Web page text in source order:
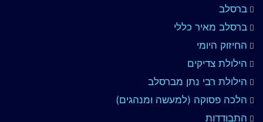
ברסלב
ברסלב מאיר כללי
החיזוק היומי
הילולת צדיקים
הילולת רבי נתן מברסלב
הלכה פסוקה (למעשה ומנהגים)
התבודדות